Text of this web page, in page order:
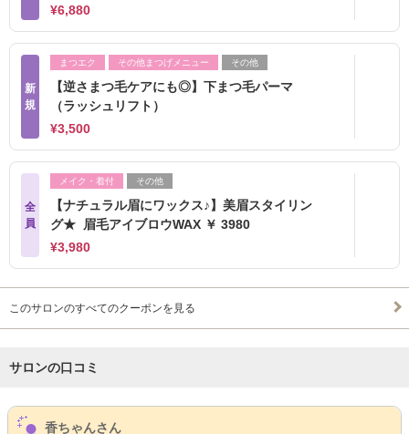
¥6,880
新
規
まつエク その他まつげメニュー その他
【逆さまつ毛ケアにも◎】下まつ毛パーマ
（ラッシュリフト）
¥3,500
全
員
メイク・着付 その他
【ナチュラル眉にワックス♪】美眉スタイリン
グ★ 眉毛アイブロウWAX ￥ 3980
¥3,980
このサロンのすべてのクーポンを見る
サロンの口コミ
サロンPick Up
香ちゃんさん